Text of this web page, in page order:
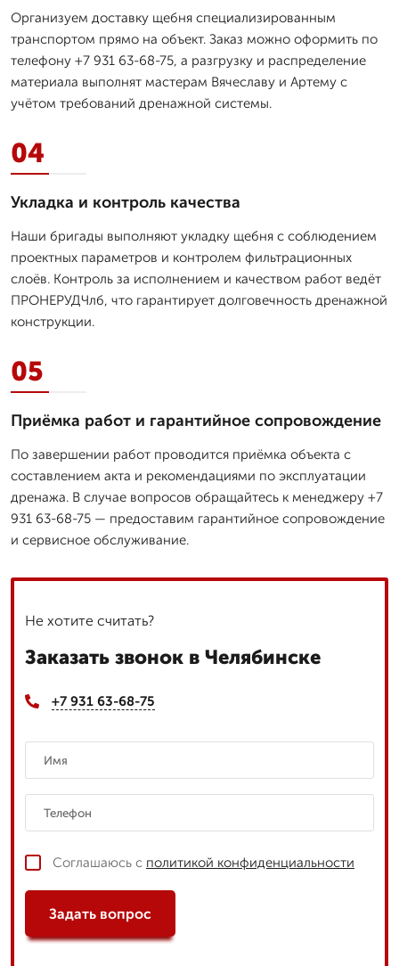
Организуем доставку щебня специализированным
транспортом прямо на объект. Заказ можно оформить по
телефону +7 931 63-68-75, а разгрузку и распределение
материала выполнят мастерам Вячеславу и Артему с
учётом требований дренажной системы.
04
Укладка и контроль качества
Наши бригады выполняют укладку щебня с соблюдением
проектных параметров и контролем фильтрационных
слоёв. Контроль за исполнением и качеством работ ведёт
ПРОНЕРУДЧлб, что гарантирует долговечность дренажной
конструкции.
05
Приёмка работ и гарантийное сопровождение
По завершении работ проводится приёмка объекта с
составлением акта и рекомендациями по эксплуатации
дренажа. В случае вопросов обращайтесь к менеджеру +7
931 63-68-75 — предоставим гарантийное сопровождение
и сервисное обслуживание.
Не хотите считать?
Заказать звонок в Челябинске
+7 931 63-68-75
Соглашаюсь с политикой конфиденциальности
Задать вопрос